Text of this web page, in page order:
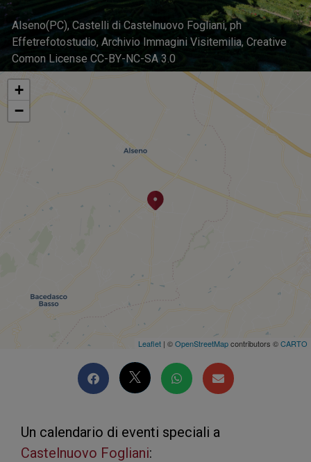
Alseno(PC), Castelli di Castelnuovo Fogliani, ph
Effetrefotostudio, Archivio Immagini Visitemilia, Creative
Comon License CC-BY-NC-SA 3.0
+
−
Leaflet | ©OpenStreetMapcontributors ©CARTO
Un calendario di eventi speciali a
Castelnuovo Fogliani: